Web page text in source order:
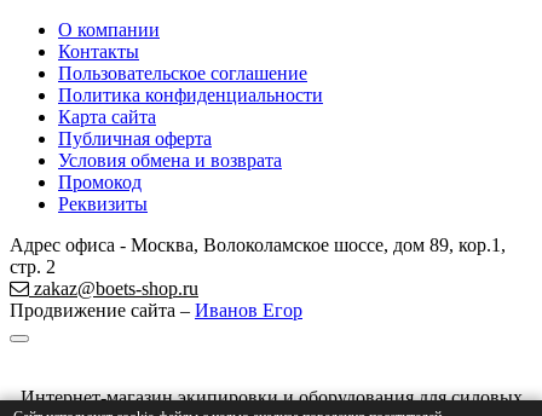
О компании
Контакты
Пользовательское соглашение
Политика конфиденциальности
Карта сайта
Публичная оферта
Условия обмена и возврата
Промокод
Реквизиты
Адрес офиса - Москва, Волоколамское шоссе, дом 89, кор.1,
стр. 2
zakaz@boets-shop.ru
Продвижение сайта – Иванов Егор
Интернет-магазин экипировки и оборудования для силовых